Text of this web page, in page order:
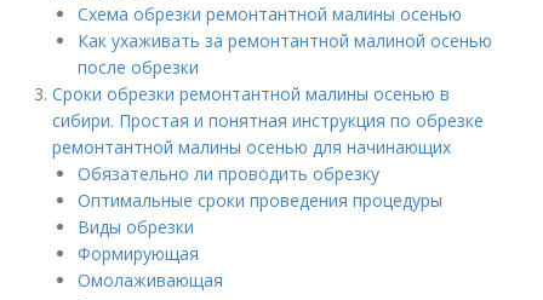
Схема обрезки ремонтантной малины осенью
Как ухаживать за ремонтантной малиной осенью
после обрезки
Сроки обрезки ремонтантной малины осенью в
сибири. Простая и понятная инструкция по обрезке
ремонтантной малины осенью для начинающих
Обязательно ли проводить обрезку
Оптимальные сроки проведения процедуры
Виды обрезки
Формирующая
Омолаживающая